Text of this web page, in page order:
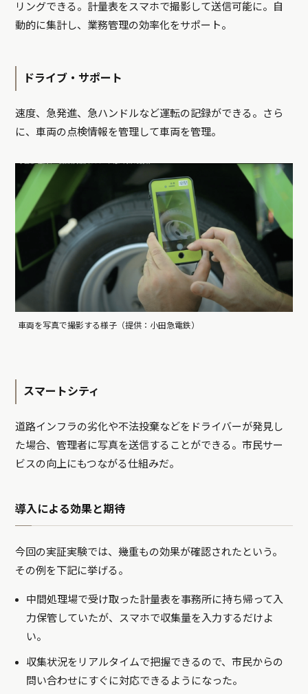
リングできる。計量表をスマホで撮影して送信可能に。自
動的に集計し、業務管理の効率化をサポート。
ドライブ・サポート
速度、急発進、急ハンドルなど運転の記録ができる。さら
に、車両の点検情報を管理して車両を管理。
車両を写真で撮影する様子（提供：小田急電鉄）
スマートシティ
道路インフラの劣化や不法投棄などをドライバーが発見し
た場合、管理者に写真を送信することができる。市民サー
ビスの向上にもつながる仕組みだ。
導入による効果と期待
今回の実証実験では、幾重もの効果が確認されたという。
その例を下記に挙げる。
中間処理場で受け取った計量表を事務所に持ち帰って入
力保管していたが、スマホで収集量を入力するだけよ
い。
収集状況をリアルタイムで把握できるので、市民からの
問い合わせにすぐに対応できるようになった。